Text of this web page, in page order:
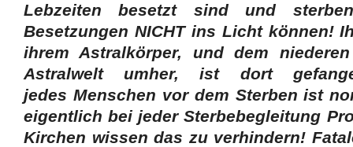
Lebzeiten besetzt sind und
Besetzungen NICHT ins Licht können!
ihrem Astralkörper, und dem
Astralwelt umher, ist dort
jedes Menschen vor dem Sterben ist
eigentlich bei jeder Sterbebegleitung
Kirchen wissen das zu verhindern!